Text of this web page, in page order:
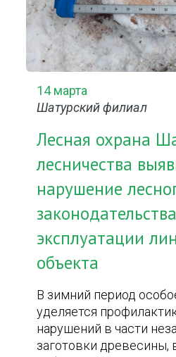
14 марта
Шатурский филиал
Лесная охрана
лесничества
нарушение
эксплуатации
объекта
В зимний период
уделяется
нарушений в части
заготовки древесины,